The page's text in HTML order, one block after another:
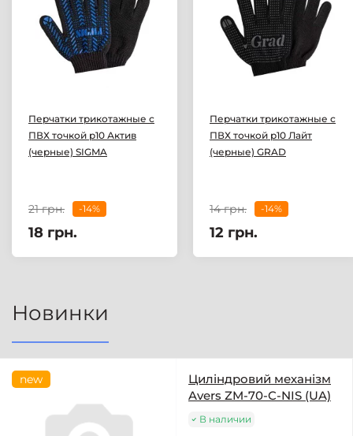
Перчатки трикотажные с
ПВХ точкой р10 Актив
(черные) SIGMA
21 грн. -14%
18 грн.
Перчатки трикотажные с
ПВХ точкой р10 Лайт
(черные) GRAD
14 грн. -14%
12 грн.
Новинки
new
Циліндровий механізм
Avers ZM-70-C-NIS (UA)
В наличии